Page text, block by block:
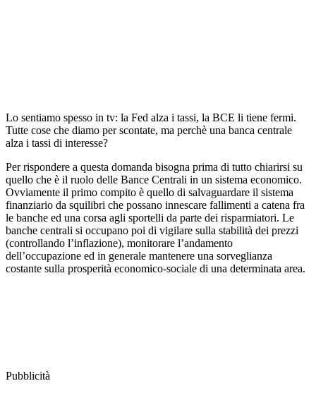
Lo sentiamo spesso in tv: la Fed alza i tassi, la BCE li tiene fermi.
Tutte cose che diamo per scontate, ma perchè una banca centrale
alza i tassi di interesse?
Per rispondere a questa domanda bisogna prima di tutto chiarirsi su
quello che è il ruolo delle Bance Centrali in un sistema economico.
Ovviamente il primo compito è quello di salvaguardare il sistema
finanziario da squilibri che possano innescare fallimenti a catena fra
le banche ed una corsa agli sportelli da parte dei risparmiatori. Le
banche centrali si occupano poi di vigilare sulla stabilità dei prezzi
(controllando l’inflazione), monitorare l’andamento
dell’occupazione ed in generale mantenere una sorveglianza
costante sulla prosperità economico-sociale di una determinata area.
Pubblicità